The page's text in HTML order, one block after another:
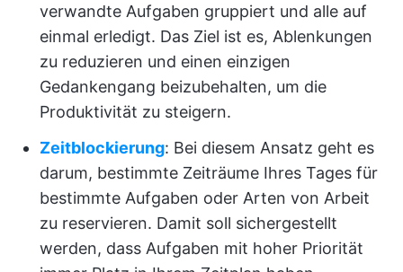
verwandte Aufgaben gruppiert und alle auf
einmal erledigt. Das Ziel ist es, Ablenkungen
zu reduzieren und einen einzigen
Gedankengang beizubehalten, um die
Produktivität zu steigern.
Zeitblockierung: Bei diesem Ansatz geht es
darum, bestimmte Zeiträume Ihres Tages für
bestimmte Aufgaben oder Arten von Arbeit
zu reservieren. Damit soll sichergestellt
werden, dass Aufgaben mit hoher Priorität